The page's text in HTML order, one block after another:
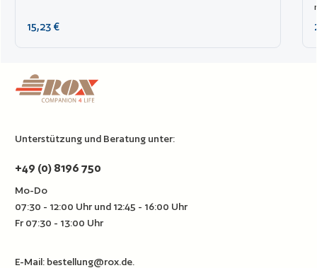
Regulärer Preis:
15,23 €
Unterstützung und Beratung unter:
+49 (0) 8196 750
Mo-Do
07:30 - 12:00 Uhr und 12:45 - 16:00 Uhr
Fr 07:30 - 13:00 Uhr
E-Mail: bestellung@rox.de.